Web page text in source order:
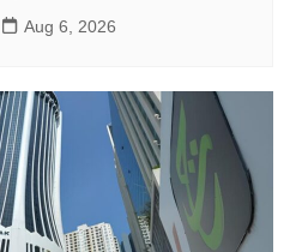
Aug 6, 2026